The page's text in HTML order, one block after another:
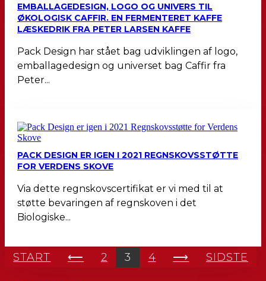
EMBALLAGEDESIGN, LOGO OG UNIVERS TIL
ØKOLOGISK CAFFIR. EN FERMENTERET KAFFE
LÆSKEDRIK FRA PETER LARSEN KAFFE
Pack Design har stået bag udviklingen af logo,
emballagedesign og universet bag Caffir fra
Peter...
PACK DESIGN ER IGEN I 2021 REGNSKOVSSTØTTE
FOR VERDENS SKOVE
Via dette regnskovscertifikat er vi med til at
støtte bevaringen af regnskoven i det
Biologiske...
START ⟵ 2 3 4 ⟶ SIDSTE